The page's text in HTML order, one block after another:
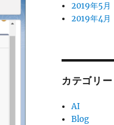
2019年5月
2019年4月
カテゴリー
AI
Blog